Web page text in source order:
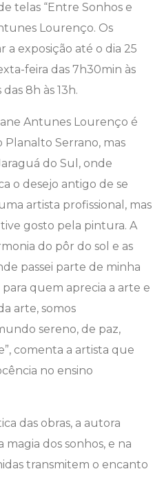
telas “Entre Sonhos e
Lourenço. Os
a exposição até o dia 25
feira das 7h30min às
8h às 13h.
Antunes Lourenço é
Serrano, mas
do Sul, onde
o desejo antigo de se
artista profissional, mas
gosto pela pintura. A
do pôr do sol e as
passei parte de minha
para quem aprecia a arte e
arte, somos
sereno, de paz,
comenta a artista que
no ensino
das obras, a autora
dos sonhos, e na
transmitem o encanto